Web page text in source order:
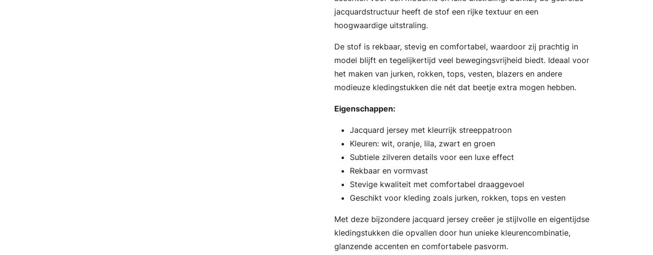
jacquardstructuur heeft de stof een rijke textuur en een
hoogwaardige uitstraling.
De stof is rekbaar, stevig en comfortabel, waardoor zij prachtig in
model blijft en tegelijkertijd veel bewegingsvrijheid biedt. Ideaal voor
het maken van jurken, rokken, tops, vesten, blazers en andere
modieuze kledingstukken die nét dat beetje extra mogen hebben.
Eigenschappen:
Jacquard jersey met kleurrijk streeppatroon
Kleuren: wit, oranje, lila, zwart en groen
Subtiele zilveren details voor een luxe effect
Rekbaar en vormvast
Stevige kwaliteit met comfortabel draaggevoel
Geschikt voor kleding zoals jurken, rokken, tops en vesten
Met deze bijzondere jacquard jersey creëer je stijlvolle en eigentijdse
kledingstukken die opvallen door hun unieke kleurencombinatie,
glanzende accenten en comfortabele pasvorm.